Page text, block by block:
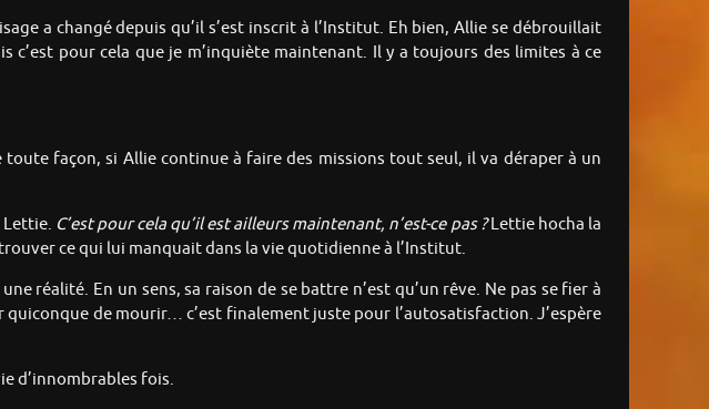
a changé depuis qu’il s’est inscrit à l’Institut. Eh bien, Allie se débrouillait
pour cela que je m’inquiète maintenant. Il y a toujours des limites à ce
façon, si Allie continue à faire des missions tout seul, il va déraper à un
Lettie. C’est pour cela qu’il est ailleurs maintenant, n’est-ce pas ?Lettie hocha la
ce qui lui manquait dans la vie quotidienne à l’Institut.
réalité. En un sens, sa raison de se battre n’est qu’un rêve. Ne pas se fier à
quiconque de mourir… c’est finalement juste pour l’autosatisfaction. J’espère
d’innombrables fois.